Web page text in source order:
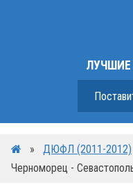
ЛУЧШИЕ
» ДЮФЛ (2011-2012)
Черноморец -